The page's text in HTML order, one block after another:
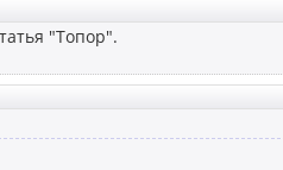
"Топор".